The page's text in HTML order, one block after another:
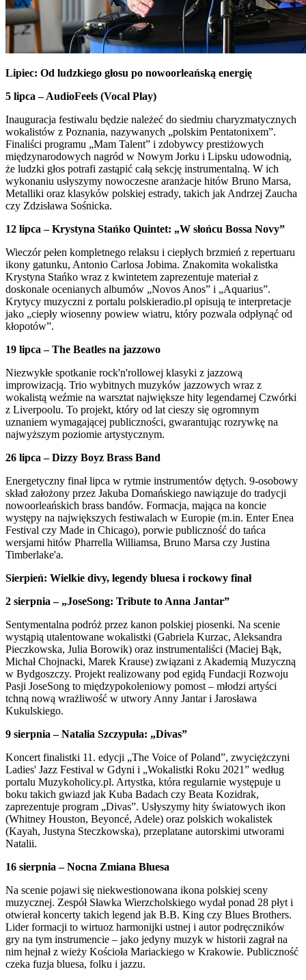
Lipiec: Od ludzkiego głosu po nowoorleańską energię
5 lipca – AudioFeels (Vocal Play)
Inauguracja festiwalu będzie należeć do siedmiu charyzmatycznych
wokalistów z Poznania, nazywanych „polskim Pentatonixem”.
Finaliści programu „Mam Talent” i zdobywcy prestiżowych
międzynarodowych nagród w Nowym Jorku i Lipsku udowodnią,
że ludzki głos potrafi zastąpić całą sekcję instrumentalną. W ich
wykonaniu usłyszymy nowoczesne aranżacje hitów Bruno Marsa,
Metalliki oraz klasyków polskiej estrady, takich jak Andrzej Zaucha
czy Zdzisława Sośnicka.
12 lipca – Krystyna Stańko Quintet: „W słońcu Bossa Novy”
Wieczór pełen kompletnego relaksu i ciepłych brzmień z repertuaru
ikony gatunku, Antonio Carlosa Jobima. Znakomita wokalistka
Krystyna Stańko wraz z kwintetem zaprezentuje materiał z
doskonale ocenianych albumów „Novos Anos” i „Aquarius”.
Krytycy muzyczni z portalu polskieradio.pl opisują te interpretacje
jako „ciepły wiosenny powiew wiatru, który pozwala odpłynąć od
kłopotów”.
19 lipca – The Beatles na jazzowo
Niezwykłe spotkanie rock'n'rollowej klasyki z jazzową
improwizacją. Trio wybitnych muzyków jazzowych wraz z
wokalistą weźmie na warsztat największe hity legendarnej Czwórki
z Liverpoolu. To projekt, który od lat cieszy się ogromnym
uznaniem wymagającej publiczności, gwarantując rozrywkę na
najwyższym poziomie artystycznym.
26 lipca – Dizzy Boyz Brass Band
Energetyczny finał lipca w rytmie instrumentów dętych. 9-osobowy
skład założony przez Jakuba Domańskiego nawiązuje do tradycji
nowoorleańskich brass bandów. Formacja, mająca na koncie
występy na największych festiwalach w Europie (m.in. Enter Enea
Festival czy Made in Chicago), porwie publiczność do tańca
wersjami hitów Pharrella Williamsa, Bruno Marsa czy Justina
Timberlake'a.
Sierpień: Wielkie divy, legendy bluesa i rockowy finał
2 sierpnia – „JoseSong: Tribute to Anna Jantar”
Sentymentalna podróż przez kanon polskiej piosenki. Na scenie
wystąpią utalentowane wokalistki (Gabriela Kurzac, Aleksandra
Pieczkowska, Julia Borowik) oraz instrumentaliści (Maciej Bąk,
Michał Chojnacki, Marek Krause) związani z Akademią Muzyczną
w Bydgoszczy. Projekt realizowany pod egidą Fundacji Rozwoju
Pasji JoseSong to międzypokoleniowy pomost – młodzi artyści
tchną nową wrażliwość w utwory Anny Jantar i Jarosława
Kukulskiego.
9 sierpnia – Natalia Szczypuła: „Divas”
Koncert finalistki 11. edycji „The Voice of Poland”, zwyciężczyni
Ladies' Jazz Festival w Gdyni i „Wokalistki Roku 2021” według
portalu Muzykoholicy.pl. Artystka, która regularnie występuje u
boku takich gwiazd jak Kuba Badach czy Beata Kozidrak,
zaprezentuje program „Divas”. Usłyszymy hity światowych ikon
(Whitney Houston, Beyoncé, Adele) oraz polskich wokalistek
(Kayah, Justyna Steczkowska), przeplatane autorskimi utworami
Natalii.
16 sierpnia – Nocna Zmiana Bluesa
Na scenie pojawi się niekwestionowana ikona polskiej sceny
muzycznej. Zespół Sławka Wierzcholskiego wydał ponad 28 płyt i
otwierał koncerty takich legend jak B.B. King czy Blues Brothers.
Lider formacji to wirtuoz harmonijki ustnej i autor podręczników
gry na tym instrumencie – jako jedyny muzyk w historii zagrał na
nim hejnał z wieży Kościoła Mariackiego w Krakowie. Publiczność
czeka fuzja bluesa, folku i jazzu.